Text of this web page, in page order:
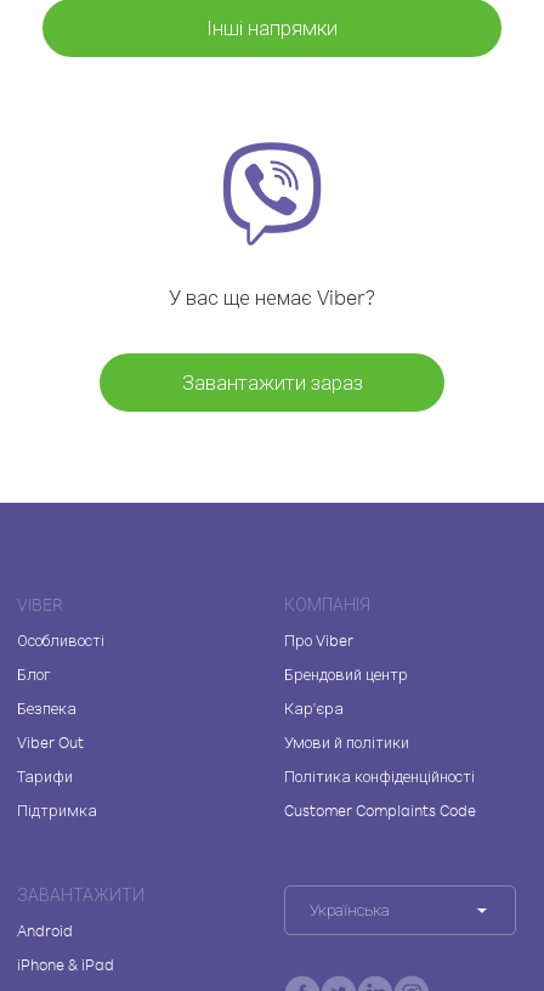
Інші напрямки
У вас ще немає Viber?
Завантажити зараз
VIBER
Особливості
Блог
Безпека
Viber Out
Тарифи
Підтримка
КОМПАНІЯ
Про Viber
Брендовий центр
Кар'єра
Умови й політики
Політика конфіденційності
Customer Complaints Code
ЗАВАНТАЖИТИ
Android
iPhone & iPad
Українська